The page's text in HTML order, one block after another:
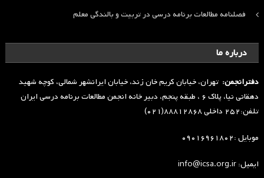
فصلنامه مطالعات برنامه درسی در تربیت و بالندگی معلم
درباره ما
دفترانجمن: تهران، خیابان کریم خان زند، خیابان ایرانشهر شمالی، کوچه شهید
دهقانی نیا، پلاک ۶ ، طبقه پنجم، دبیر خانه انجمن مطالعات برنامه درسی ایران
تلفن:۲۵۲ داخلی ۸۸۸۱۲۸۶۸(۰۲۱)
موبایل :۰۹۰۱۶۹۶۱۸۰۲
ایمیل: info@icsa.org.ir